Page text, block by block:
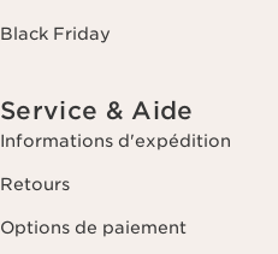
Black Friday
Service & Aide
Informations d'expédition
Retours
Options de paiement